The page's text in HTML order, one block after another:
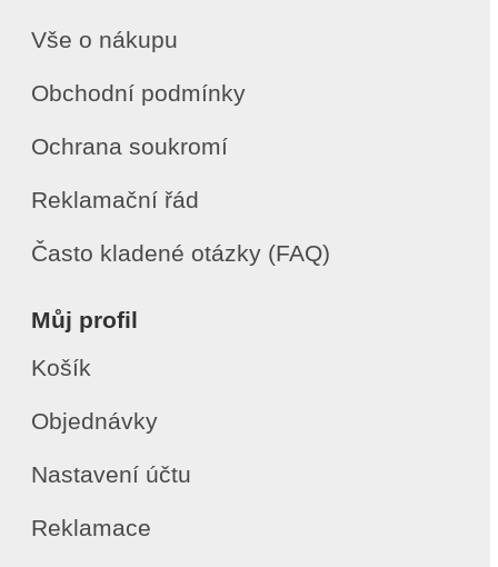
Vše o nákupu
Obchodní podmínky
Ochrana soukromí
Reklamační řád
Často kladené otázky (FAQ)
Můj profil
Košík
Objednávky
Nastavení účtu
Reklamace